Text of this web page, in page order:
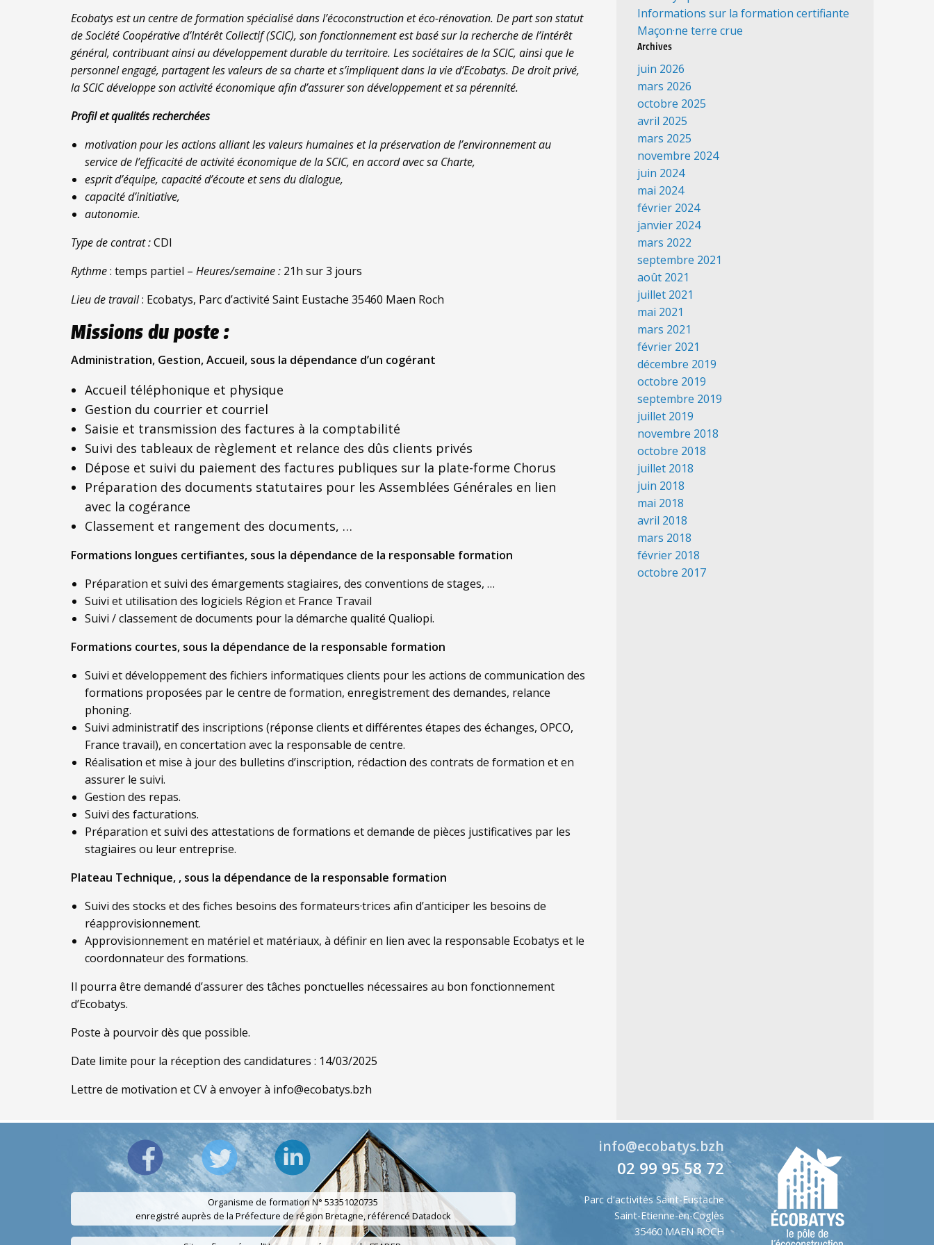
Ecobatys est un centre de formation spécialisé dans l’écoconstruction et éco-rénovation. De part son statut
de Société Coopérative d’Intérêt Collectif(SCIC), sonfonctionnementestbasé sur la recherche de l’intérêt
général, contribuantainsiau développement durable du territoire. Les sociétaires de la SCIC, ainsi que le
personnel engagé, partagent les valeurs desa charte et s’impliquent dans la vie d’Ecobatys. De droit privé,
la SCICdéveloppe son activité économique afin d’assurerson développement etsa pérennité.
Profil et qualités recherchées
motivation pour les actions alliantles valeurs humainesetla préservation de l’environnement au
service de l’efficacité deactivitééconomique de la SCIC, en accord avecsa Charte,
esprit d’équipe, capacité d’écoute et sens du dialogue,
capacité d’initiative,
autonomie.
Type de contrat :CDI
Rythme: temps partiel – Heures/semaine : 21h sur 3 jours
Lieu de travail: Ecobatys, Parc d’activité Saint Eustache 35460 Maen Roch
Missions du poste :
Administration, Gestion, Accueil, sous la dépendance d’un cogérant
Accueil téléphonique et physique
Gestion du courrier et courriel
Saisie et transmission des factures à la comptabilité
Suivi des tableaux de règlement et relance des dûs clients privés
Dépose et suivi du paiement des factures publiques sur la plate-forme Chorus
Préparation des documents statutaires pour les Assemblées Générales en lien
avec la cogérance
Classement et rangement des documents, …
Formations longues certifiantes, sous la dépendance de la responsable formation
Préparation et suivi des émargements stagiaires, des conventions de stages, …
Suivi et utilisation des logiciels Région et France Travail
Suivi / classement de documents pour la démarche qualité Qualiopi.
Formations courtes, sous la dépendance de la responsable formation
Suivi et développement des fichiers informatiques clients pour les actions de communication des
formations proposées par le centre de formation, enregistrement des demandes, relance
phoning.
Suivi administratif des inscriptions (réponse clients et différentes étapes des échanges, OPCO,
France travail), en concertation avec la responsable de centre.
Réalisation et mise à jour des bulletins d’inscription, rédaction des contrats de formation et en
assurer le suivi.
Gestion des repas.
Suivi des facturations.
Préparation et suivi des attestations de formations et demande de pièces justificatives par les
stagiaires ou leur entreprise.
Plateau Technique, , sous la dépendance de la responsable formation
Suivi des stocks et des fiches besoins des formateurs·trices afin d’anticiper les besoins de
réapprovisionnement.
Approvisionnement en matériel et matériaux, à définir en lien avec la responsable Ecobatys et le
coordonnateur des formations.
Il pourra être demandé d’assurer des tâches ponctuelles nécessaires au bon fonctionnement
d’Ecobatys.
Poste à pourvoir dès que possible.
Date limite pour la réception des candidatures : 14/03/2025
Lettre de motivation et CV à envoyer à info@ecobatys.bzh
Informations sur la formation certifiante
Maçon·ne terre crue
Archives
juin 2026
mars 2026
octobre 2025
avril 2025
mars 2025
novembre 2024
juin 2024
mai 2024
février 2024
janvier 2024
mars 2022
septembre 2021
août 2021
juillet 2021
mai 2021
mars 2021
février 2021
décembre 2019
octobre 2019
septembre 2019
juillet 2019
novembre 2018
octobre 2018
juillet 2018
juin 2018
mai 2018
avril 2018
mars 2018
février 2018
octobre 2017
Organisme de formation N° 53351020735
enregistré auprès de la Préfecture de région Bretagne, référencé Datadock
info@ecobatys.bzh
02 99 95 58 72
Parc d'activités Saint-Eustache
Saint-Etienne-en-Coglès
35460 MAEN ROCH